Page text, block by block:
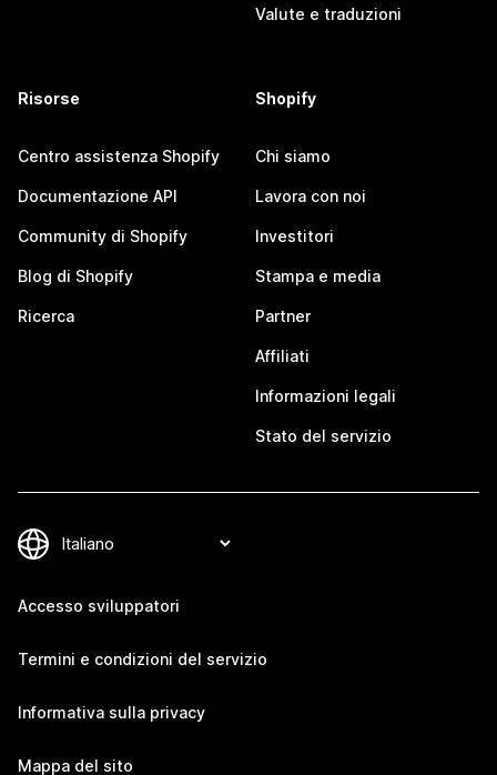
Valute e traduzioni
Risorse
Centro assistenza Shopify
Documentazione API
Community di Shopify
Blog di Shopify
Ricerca
Shopify
Chi siamo
Lavora con noi
Investitori
Stampa e media
Partner
Affiliati
Informazioni legali
Stato del servizio
Accesso sviluppatori
Termini e condizioni del servizio
Informativa sulla privacy
Mappa del sito